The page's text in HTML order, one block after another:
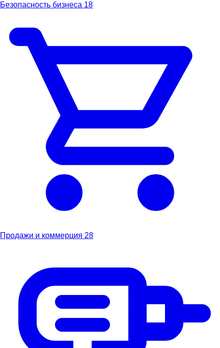
Безопасность бизнеса 18
Продажи и коммерция 28